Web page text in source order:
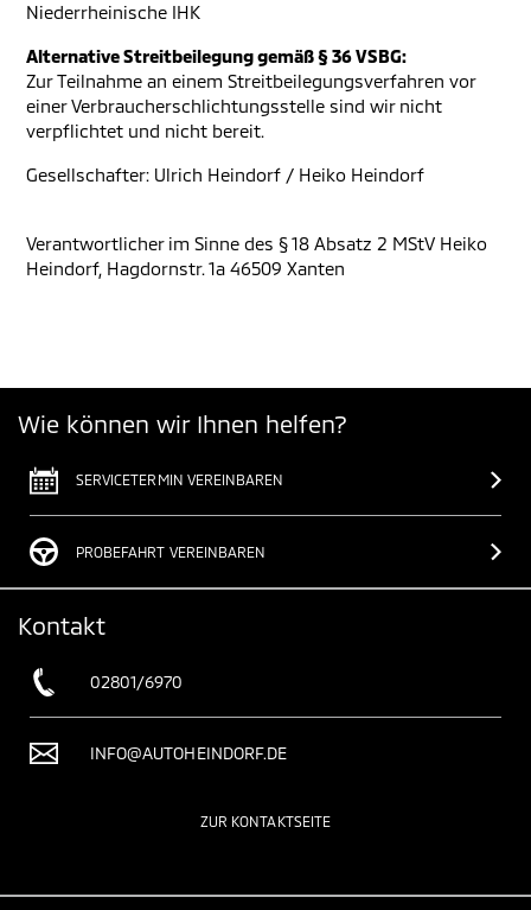
Niederrheinische IHK
Alternative Streitbeilegung gemäß § 36 VSBG:
Zur Teilnahme an einem Streitbeilegungsverfahren vor
einer Verbraucherschlichtungsstelle sind wir nicht
verpflichtet und nicht bereit.
Gesellschafter: Ulrich Heindorf / Heiko Heindorf
Verantwortlicher im Sinne des § 18 Absatz 2 MStV Heiko
Heindorf, Hagdornstr. 1a 46509 Xanten
Wie können wir Ihnen helfen?
SERVICETERMIN VEREINBAREN
PROBEFAHRT VEREINBAREN
Kontakt
02801/6970
INFO@AUTOHEINDORF.DE
ZUR KONTAKTSEITE